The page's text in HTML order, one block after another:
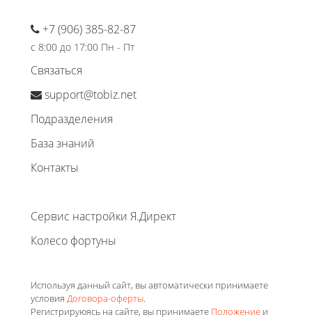
+7 (906) 385-82-87
с 8:00 до 17:00 Пн - Пт
Связаться
support@tobiz.net
Подразделения
База знаний
Контакты
Сервис настройки Я.Директ
Колесо фортуны
Используя данный сайт, вы автоматически принимаете
условия Договора-оферты.
Регистрируюясь на сайте, вы принимаете Положение и